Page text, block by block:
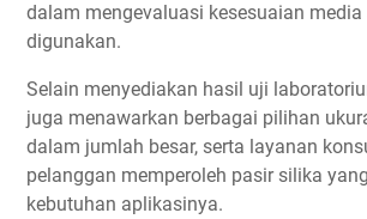
dalam mengevaluasi kesesuaian media
digunakan.
Selain menyediakan hasil uji
juga menawarkan berbagai pilihan
dalam jumlah besar, serta layanan
pelanggan memperoleh pasir silika
kebutuhan aplikasinya.